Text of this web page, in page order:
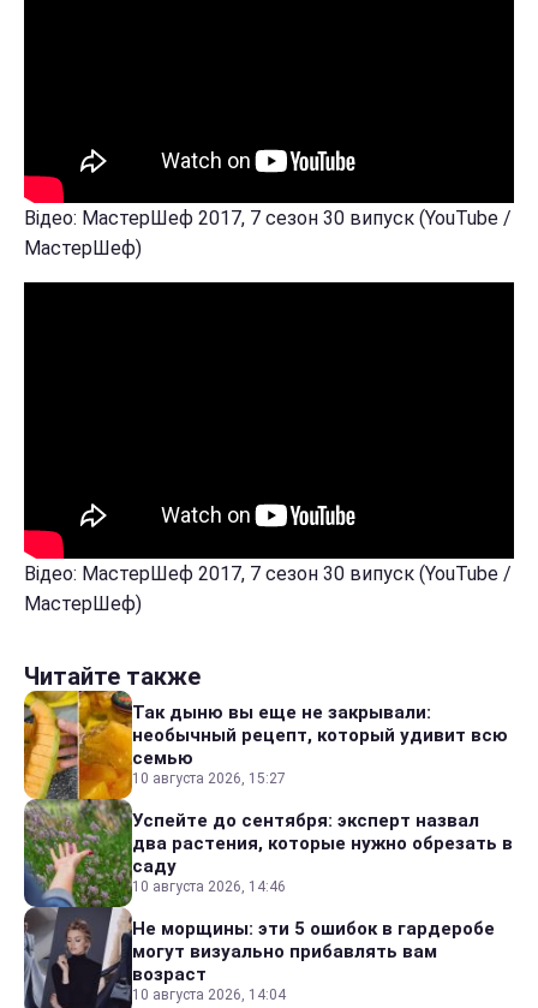
Відео: МастерШеф 2017, 7 сезон 30 випуск (YouTube /
МастерШеф)
Відео: МастерШеф 2017, 7 сезон 30 випуск (YouTube /
МастерШеф)
Читайте также
Так дыню вы еще не закрывали:
необычный рецепт, который удивит всю
семью
10 августа 2026, 15:27
Успейте до сентября: эксперт назвал
два растения, которые нужно обрезать в
саду
10 августа 2026, 14:46
Не морщины: эти 5 ошибок в гардеробе
могут визуально прибавлять вам
возраст
10 августа 2026, 14:04